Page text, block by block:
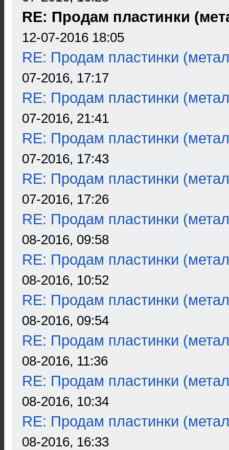
RE: Продам пластинки
12-07-2016 18:05
RE: Продам пластинки
07-2016, 17:17
RE: Продам пластинки
07-2016, 21:41
RE: Продам пластинки
07-2016, 17:43
RE: Продам пластинки
07-2016, 17:26
RE: Продам пластинки
08-2016, 09:58
RE: Продам пластинки
08-2016, 10:52
RE: Продам пластинки
08-2016, 09:54
RE: Продам пластинки
08-2016, 11:36
RE: Продам пластинки
08-2016, 10:34
RE: Продам пластинки
08-2016, 16:33